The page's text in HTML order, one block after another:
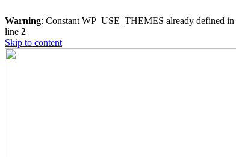
Warning: Constant WP_USE_THEMES already defined in
line 2
Skip to content